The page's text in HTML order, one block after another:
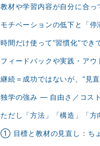
教材や学習内容が自分に合っ
モチベーションの低下と「
時間だけ使って“習慣化”でき
フィードバックや実践・アウ
継続＝成功ではないが、“見
独学の強み ― 自由さ／コス
ただし「方法」「構造」「
① 目標と教材の見直し：ち